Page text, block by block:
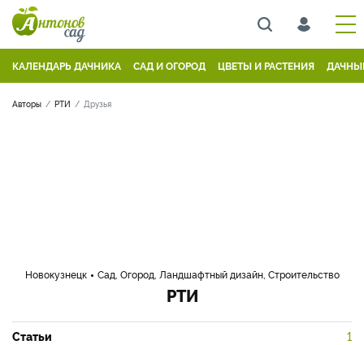
КАЛЕНДАРЬ ДАЧНИКА САД И ОГОРОД ЦВЕТЫ И РАСТЕНИЯ
Авторы РТИ Друзья
Новокузнецк Сад, Огород, Ландшафтный дизайн, Строительство
РТИ
Статьи 1